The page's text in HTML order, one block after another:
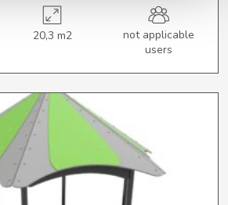
20,3 m2
not applicable
users